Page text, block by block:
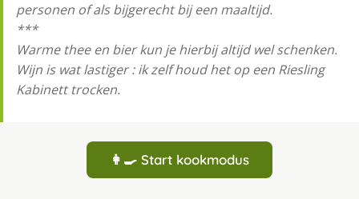
personen of als bijgerecht bij een maaltijd.
***
Warme thee en bier kun je hierbij altijd wel schenken.
Wijn is wat lastiger : ik zelf houd het op een Riesling
Kabinett trocken.
👩‍🍳 Start kookmodus